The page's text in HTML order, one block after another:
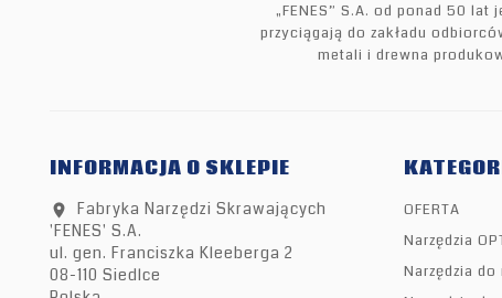
„FENES” S.A. od ponad 50
przyciągają do zakładu
metali i drewna
INFORMACJA O SKLEPIE
location_on
Fabryka Narzędzi Skrawających
'FENES' S.A.
ul. gen. Franciszka Kleeberga 2
08-110 Siedlce
OFERTA
Narzędzia
Narzędzia do